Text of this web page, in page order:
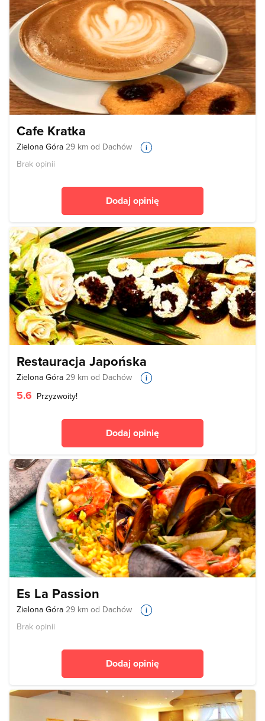
Cafe Kratka
Zielona Góra 29 km od Dachów
Brak opinii
Dodaj opinię
Restauracja Japońska
Zielona Góra 29 km od Dachów
5.6 Przyzwoity!
Dodaj opinię
Es La Passion
Zielona Góra 29 km od Dachów
Brak opinii
Dodaj opinię